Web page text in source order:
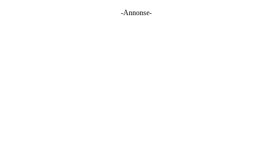
-Annonse-